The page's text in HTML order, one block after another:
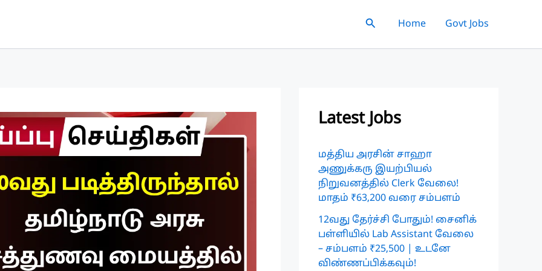
SearchHome Govt Jobs
Latest Jobs
மத்திய அரசின் சாஹா
அணுக்கரு இயற்பியல்
நிறுவனத்தில் Clerk வேலை!
மாதம் ₹63,200 வரை சம்பளம்
12வது தேர்ச்சி போதும்! சைனிக்
பள்ளியில் Lab Assistant வேலை
– சம்பளம் ₹25,500 | உடனே
விண்ணப்பிக்கவும்!